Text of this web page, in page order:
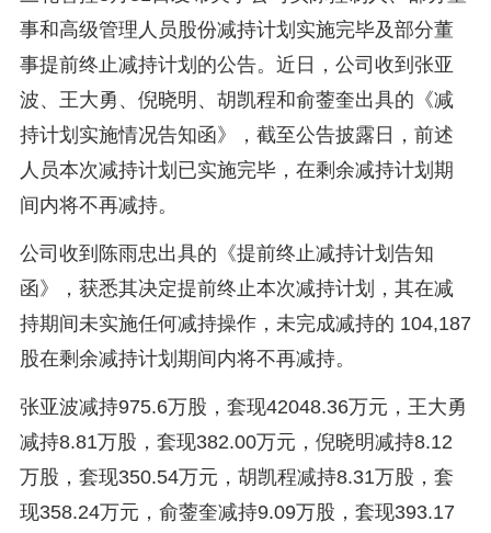
事和高级管理人员股份减持计划实施完毕及部分董
事提前终止减持计划的公告。近日，公司收到张亚
波、王大勇、倪晓明、胡凯程和俞蓥奎出具的《减
持计划实施情况告知函》，截至公告披露日，前述
人员本次减持计划已实施完毕，在剩余减持计划期
间内将不再减持。
公司收到陈雨忠出具的《提前终止减持计划告知
函》，获悉其决定提前终止本次减持计划，其在减
持期间未实施任何减持操作，未完成减持的 104,187
股在剩余减持计划期间内将不再减持。
张亚波减持975.6万股，套现42048.36万元，王大勇
减持8.81万股，套现382.00万元，倪晓明减持8.12
万股，套现350.54万元，胡凯程减持8.31万股，套
现358.24万元，俞蓥奎减持9.09万股，套现393.17